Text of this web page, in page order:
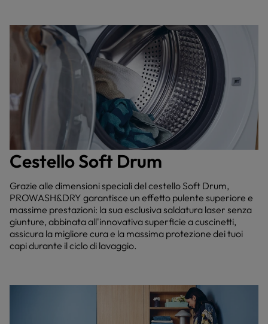
Cestello Soft Drum
Grazie alle dimensioni speciali del cestello Soft Drum,
PROWASH&DRY garantisce un effetto pulente superiore e
massime prestazioni: la sua esclusiva saldatura laser senza
giunture, abbinata all'innovativa superficie a cuscinetti,
assicura la migliore cura e la massima protezione dei tuoi
capi durante il ciclo di lavaggio.